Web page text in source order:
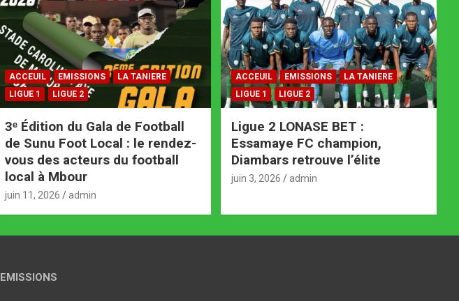
ACCEUIL EMISSIONS
LA TANIERE
LIGUE 1
LIGUE 2
3ᵉ Édition du Gala de Football
de Sunu Foot Local : le rendez-
vous des acteurs du football
local à Mbour
juin 11, 2026 admin
ACCEUIL EMISSIONS
LA TANIERE
LIGUE 1
LIGUE 2
Ligue 2 LONASE BET :
Essamaye FC champion,
Diambars retrouve l’élite
juin 3, 2026 admin
EMISSIONS